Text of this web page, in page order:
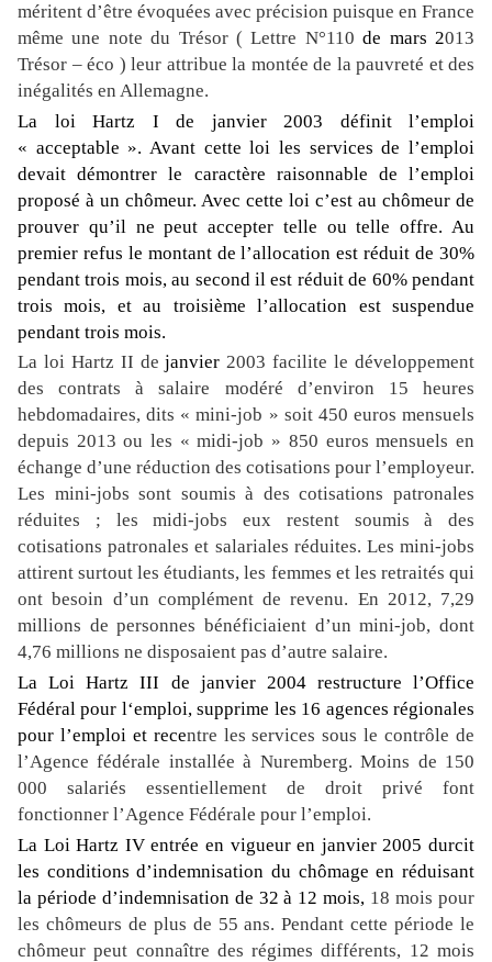
méritent d’être évoquées avec précision puisque en France
même une note du Trésor ( Lettre N°110de mars 2013
Trésor – éco ) leur attribue la montée de la pauvreté et des
inégalités en Allemagne.
La loi Hartz I de janvier 2003 définit l’emploi
« acceptable ». Avant cette loi les services de l’emploi
devait démontrer le caractère raisonnable de l’emploi
proposé à un chômeur. Avec cette loi c’est au chômeur de
prouver qu’il ne peut accepter telle ou telle offre. Au
premier refus le montant de l’allocation est réduit de 30%
pendant trois mois, au second il est réduit de 60% pendant
trois mois, etau troisième l’allocation est suspendue
pendant trois mois.
La loi Hartz II dejanvier 2003 facilite le développement
des contrats à salaire modéré d’environ 15 heures
hebdomadaires, dits « mini-job » soit 450 euros mensuels
depuis 2013 ou les « midi-job » 850 euros mensuels en
échange d’une réduction des cotisations pour l’employeur.
Les mini-jobs sont soumis à des cotisations patronales
réduites ; les midi-jobs eux restent soumis à des
cotisations patronales et salariales réduites. Les mini-jobs
attirent surtout les étudiants, les femmes et les retraités qui
ont besoin d’un complément de revenu. En 2012, 7,29
millions de personnes bénéficiaient d’un mini-job, dont
4,76 millions ne disposaient pas d’autre salaire.
La Loi Hartz III de janvier 2004 restructure l’Office
Fédéral pour l‘emploi, supprime les 16 agences régionales
pour l’emploi et recentre les services sous le contrôle de
l’Agence fédérale installée à Nuremberg. Moins de 150
000 salariés essentiellement de droit privé font
fonctionner l’Agence Fédérale pour l’emploi.
La Loi Hartz IV entrée en vigueur en janvier 2005 durcit
les conditions d’indemnisation du chômage en réduisant
la période d’indemnisation de 32 à 12 mois, 18 mois pour
les chômeurs de plus de 55 ans. Pendant cette période le
chômeur peut connaître des régimes différents, 12 mois